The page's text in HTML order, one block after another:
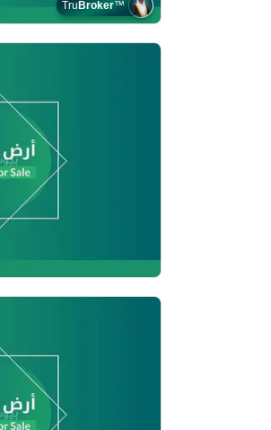
TruBroker™